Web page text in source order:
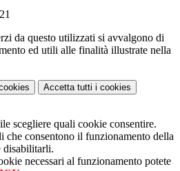
da questo utilizzati si avvalgono di
ed utili alle finalità illustrate nella
Accetta tutti i cookies
scegliere quali cookie consentire.
che consentono il funzionamento della
disabilitarli.
necessari al funzionamento potete